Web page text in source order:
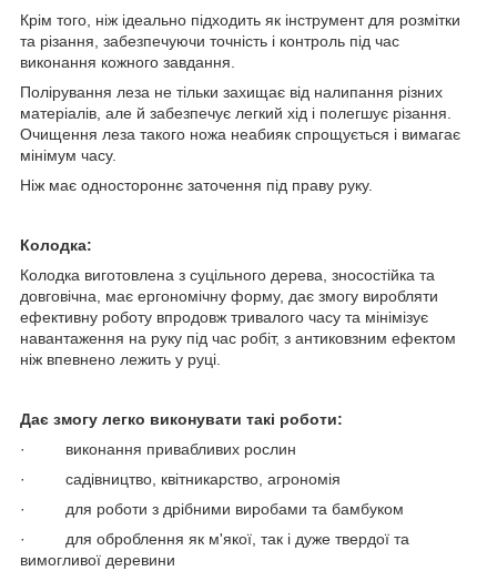
Крім того, ніж ідеально підходить як інструмент для розмітки
та різання, забезпечуючи точність і контроль під час
виконання кожного завдання.
Полірування леза не тільки захищає від налипання різних
матеріалів, але й забезпечує легкий хід і полегшує різання.
Очищення леза такого ножа неабияк спрощується і вимагає
мінімум часу.
Ніж має одностороннє заточення під праву руку.
Колодка:
Колодка виготовлена з суцільного дерева, зносостійка та
довговічна, має ергономічну форму, дає змогу виробляти
ефективну роботу впродовж тривалого часу та мінімізує
навантаження на руку під час робіт, з антиковзним ефектом
ніж впевнено лежить у руці.
Дає змогу легко виконувати такі роботи:
· виконання привабливих рослин
· садівництво, квітникарство, агрономія
· для роботи з дрібними виробами та бамбуком
· для оброблення як м'якої, так і дуже твердої та
вимогливої деревини